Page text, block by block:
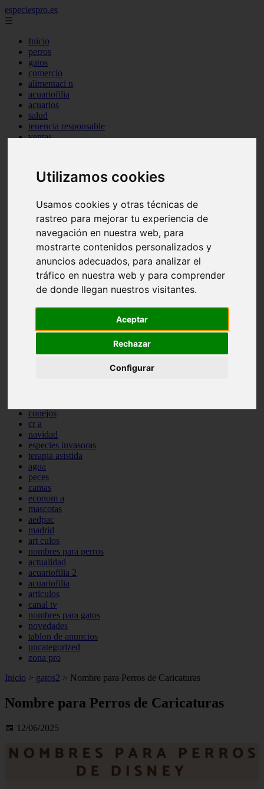
Utilizamos cookies
Usamos cookies y otras técnicas de
rastreo para mejorar tu experiencia de
navegación en nuestra web, para
mostrarte contenidos personalizados y
anuncios adecuados, para analizar el
tráfico en nuestra web y para comprender
de donde llegan nuestros visitantes.
Aceptar
Rechazar
Configurar
especiespro.es
☰
Inicio
perros
gatos
comercio
alimentaci n
acuariofilia
acuarios
salud
tenencia responsable
ventas
marketing
bienestar
verano
legislaci n
peluquer a
accesorios
peluquer a canina
complementos
consejos
comportamiento
protagonistas
reptiles
abandono
ferias
conejos
cr a
navidad
especies invasoras
terapia asistida
agua
peces
camas
econom a
mascotas
aedpac
madrid
art culos
nombres para perros
actualidad
acuariofilia 2
acuariofilia
articulos
canal tv
nombres para gatos
novedades
tablon de anuncios
uncategorized
zona pro
Inicio > gatos2 > Nombre para Perros de Caricaturas
Nombre para Perros de Caricaturas
📅 12/06/2025